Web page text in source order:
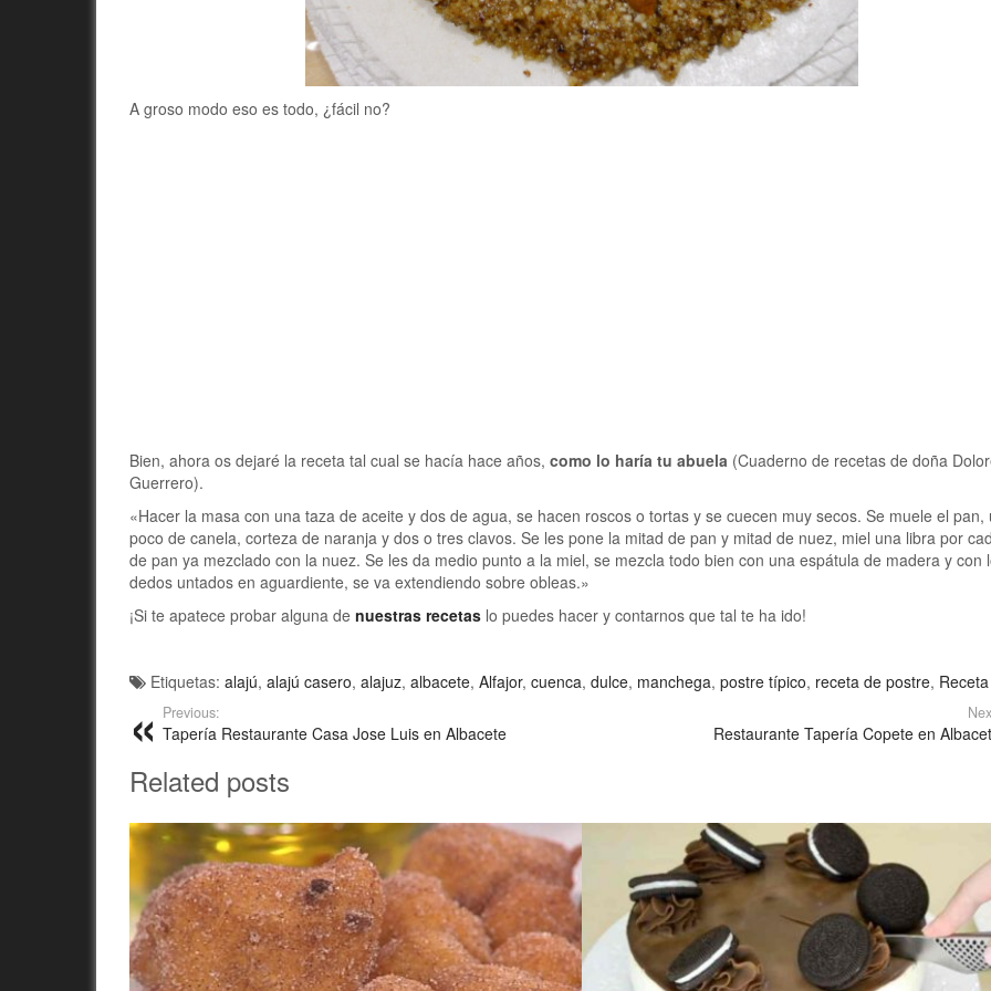
A groso modo eso es todo, ¿fácil no?
Bien, ahora os dejaré la receta tal cual se hacía hace años, como lo haría tu abuela (Cuaderno de recetas de doña
Guerrero).
«Hacer la masa con una taza de aceite y dos de agua, se hacen roscos o tortas y se cuecen muy secos. Se muele el pan,
poco de canela, corteza de naranja y dos o tres clavos. Se les pone la mitad de pan y mitad de nuez, miel una libra por
de pan ya mezclado con la nuez. Se les da medio punto a la miel, se mezcla todo bien con una espátula de madera y con
dedos untados en aguardiente, se va extendiendo sobre obleas.»
¡Si te apatece probar alguna de nuestras recetas lo puedes hacer y contarnos que tal te ha ido!
Etiquetas: alajú, alajú casero, alajuz, albacete, Alfajor, cuenca, dulce, manchega, postre típico, receta de postre,
Previous:
Tapería Restaurante Casa Jose Luis en Albacete Restaurante Tapería Copete en
Related posts